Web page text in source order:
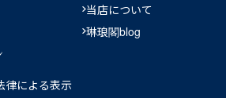
当店について
琳琅閣blog
律による表示